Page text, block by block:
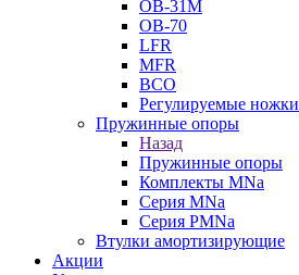
ОВ-31М
OB-70
LFR
MFR
ВСО
Регулируемые ножки
Пружинные опоры
Назад
Пружинные опоры
Комплекты MNa
Серия MNa
Серия PMNa
Втулки амортизирующие
Акции